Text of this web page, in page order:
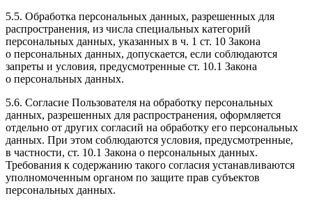
5.5. Обработка персональных данных, разрешенных для
распространения, из числа специальных категорий
персональных данных, указанных в ч. 1 ст. 10 Закона
о персональных данных, допускается, если соблюдаются
запреты и условия, предусмотренные ст. 10.1 Закона
о персональных данных.
5.6. Согласие Пользователя на обработку персональных
данных, разрешенных для распространения, оформляется
отдельно от других согласий на обработку его персональных
данных. При этом соблюдаются условия, предусмотренные,
в частности, ст. 10.1 Закона о персональных данных.
Требования к содержанию такого согласия устанавливаются
уполномоченным органом по защите прав субъектов
персональных данных.